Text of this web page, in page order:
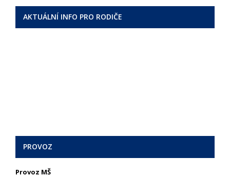
AKTUÁLNÍ INFO PRO RODIČE
PROVOZ
Provoz MŠ